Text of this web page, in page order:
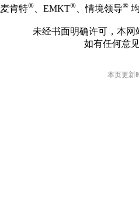
麦肯特® 、EMKT® 、情境领导®
未经书面明确许可，本
如有任何意
本页更新